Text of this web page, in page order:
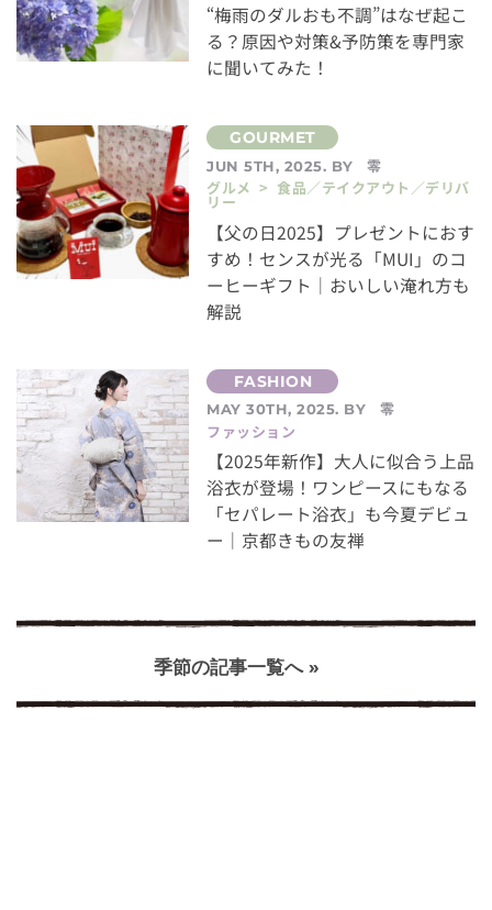
“梅雨のダルおも不調”はなぜ起こ
る？原因や対策&予防策を専門家
に聞いてみた！
JUN 5TH, 2025. BY
零
グルメ > 食品／テイクアウト／デリバ
リー
【父の日2025】プレゼントにおす
すめ！センスが光る「MUI」のコ
ーヒーギフト｜おいしい淹れ方も
解説
MAY 30TH, 2025. BY
零
ファッション
【2025年新作】大人に似合う上品
浴衣が登場！ワンピースにもなる
「セパレート浴衣」も今夏デビュ
ー｜京都きもの友禅
季節の記事一覧へ »